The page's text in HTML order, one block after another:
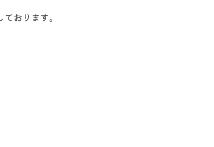
おります。